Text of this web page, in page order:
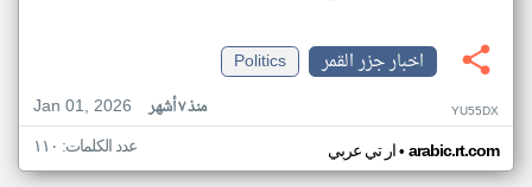
اخبار جزر القمر
Politics
Jan 01, 2026
منذ ٧ أشهر YU55DX
ار تي عربي• arabic.rt.com عدد الكلمات: ١١٠